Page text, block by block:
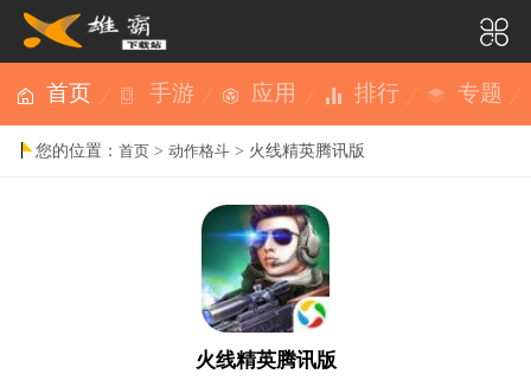
首页 手游 应用 排行 专题
您的位置：首页 >动作格斗 > 火线精英腾讯版
火线精英腾讯版